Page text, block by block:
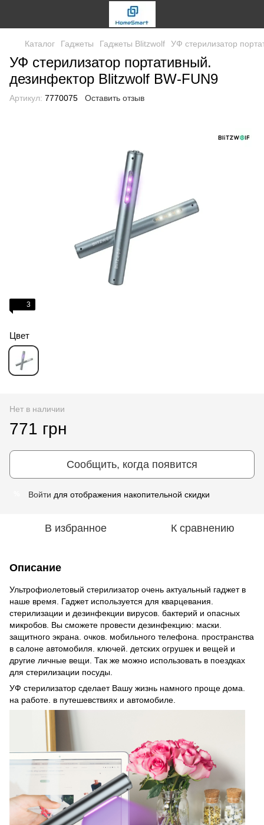
Каталог Гаджеты Гаджеты Blitzwolf УФ стерилизатор
УФ стерилизатор портативный.
дезинфектор Blitzwolf BW-FUN9
Артикул: 7770075 Оставить отзыв
3
Цвет
Нет в наличии
771 грн
Сообщить, когда появится
Войти для отображения накопительной скидки
В избранное К сравнению
Описание
Ультрофиолетовый стерилизатор очень актуальный гаджет в
наше время. Гаджет используется для кварцевания.
стерилизации и дезинфекции вирусов. бактерий и опасных
микробов. Вы сможете провести дезинфекцию: маски.
защитного экрана. очков. мобильного телефона. пространства
в салоне автомобиля. ключей. детских огрушек и вещей и
другие личные вещи. Так же можно использовать в поездках
для стерилизации посуды.
УФ стерилизатор сделает Вашу жизнь намного проще дома.
на работе. в путешевствиях и автомобиле.